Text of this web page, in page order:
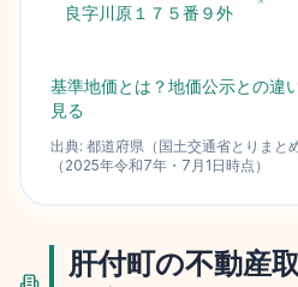
良字川原１７５番９外
基準地価とは？地価公示との違
見る
出典: 都道府県（国土交通省とりまとめ
（ 2025年令和7年 ・ 7月1日時点）
肝付町の不動産